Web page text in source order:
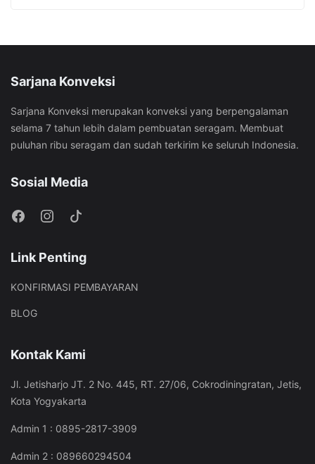
Sarjana Konveksi
Sarjana Konveksi merupakan konveksi yang berpengalaman
selama 7 tahun lebih dalam pembuatan seragam. Membuat
puluhan ribu seragam dan sudah terkirim ke seluruh Indonesia.
Sosial Media
Link Penting
KONFIRMASI PEMBAYARAN
BLOG
Kontak Kami
Jl. Jetisharjo JT. 2 No. 445, RT. 27/06, Cokrodiningratan, Jetis,
Kota Yogyakarta
Admin 1 : 0895-2817-3909
Admin 2 : 089660294504